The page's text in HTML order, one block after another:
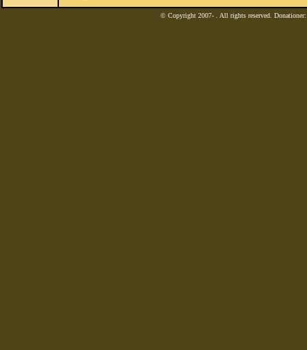
© Copyright 2007- . All rights reserved.